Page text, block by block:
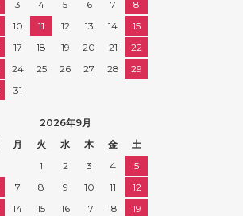
3 4 5 6 7
8
10 11 12 13 14
15
17 18 19 20 21
22
24 25 26 27 28
29
31
2026年9月
月 火 水 木 金
土
1
2 3 4
5
7 8 9 10 11
12
14 15 16 17 18
19